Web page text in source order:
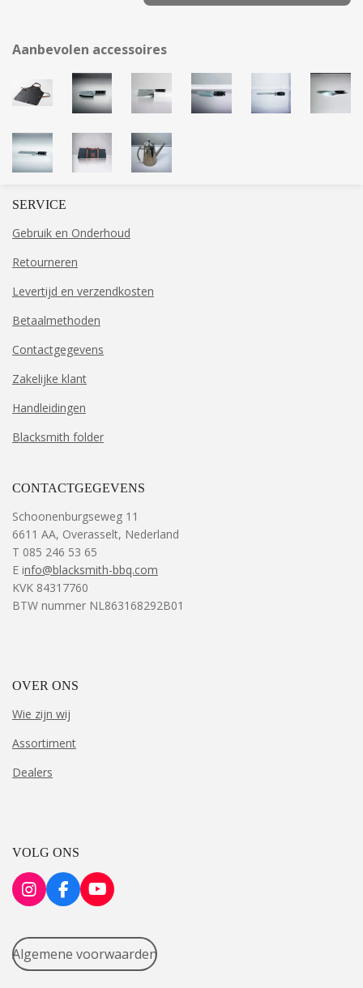
Aanbevolen accessoires
SERVICE
Gebruik en Onderhoud
Retourneren
Levertijd en verzendkosten
Betaalmethoden
Contactgegevens
Zakelijke klant
Handleidingen
Blacksmith folder
CONTACTGEGEVENS
Schoonenburgseweg 11
6611 AA, Overasselt, Nederland
T 085 246 53 65
E info@blacksmith-bbq.com
KVK 84317760
BTW nummer NL863168292B01
OVER ONS
Wie zijn wij
Assortiment
Dealers
VOLG ONS
I
n
t
a
g
F
a
e
b
o
Y
o
T
u
b
Algemene voorwaarden